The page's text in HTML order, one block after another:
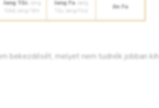
bekezdését, melyet nem tudnék jobban